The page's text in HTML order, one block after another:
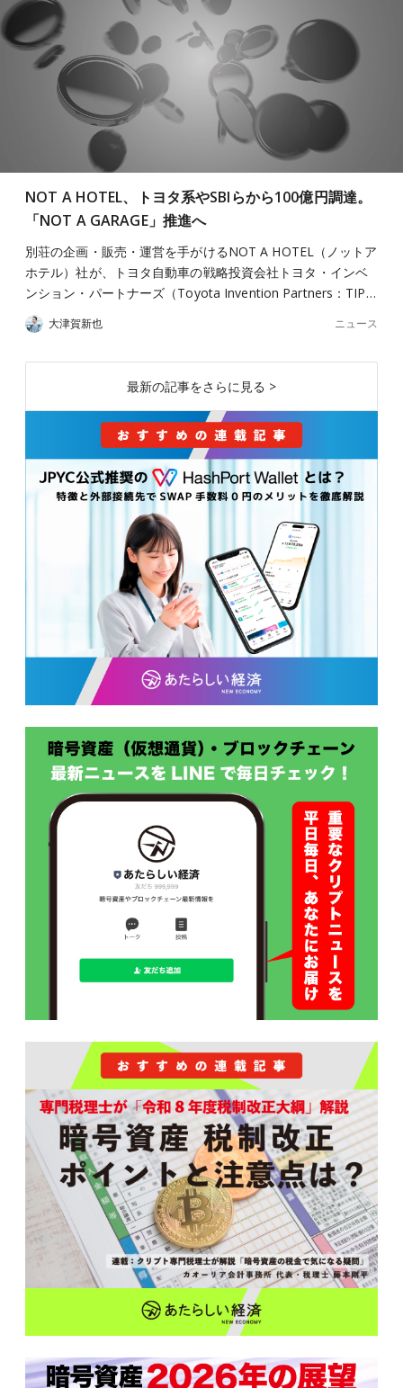
NOT A HOTEL、トヨタ系やSBIらから100億円調達。
「NOT A GARAGE」推進へ
別荘の企画・販売・運営を手がけるNOT A HOTEL（ノットア
ホテル）社が、トヨタ自動車の戦略投資会社トヨタ・インベ
ンション・パートナーズ（Toyota Invention Partners：TIP…
大津賀新也 ニュース
最新の記事をさらに見る >